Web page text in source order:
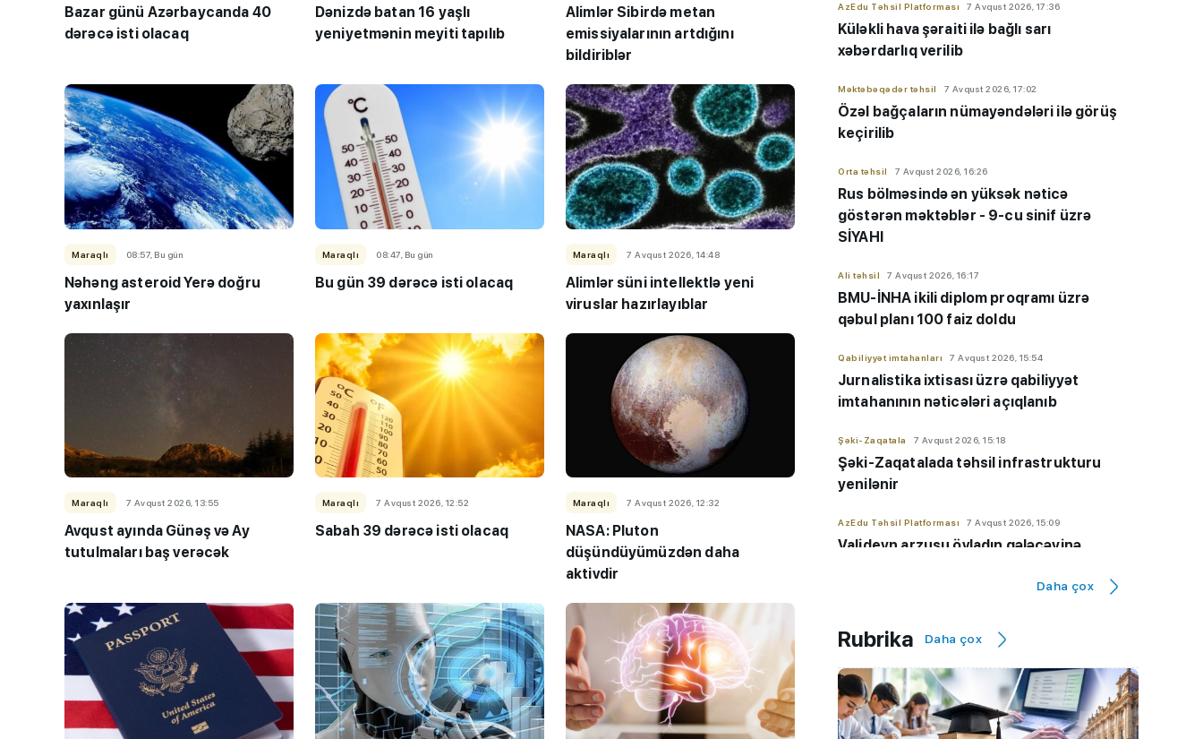
Bazar günü Azərbaycanda 40
dərəcə isti olacaq
Dənizdə batan 16 yaşlı
yeniyetmənin meyiti tapılıb
Alimlər Sibirdə metan
emissiyalarının artdığını
bildiriblər
Maraqlı 08:57, Bu gün
Nəhəng asteroid Yerə doğru
yaxınlaşır
Maraqlı 08:47, Bu gün
Bu gün 39 dərəcə isti olacaq
Maraqlı 7 Avqust 2026, 14:48
Alimlər süni intellektlə yeni
viruslar hazırlayıblar
Maraqlı 7 Avqust 2026, 13:55
Avqust ayında Günəş və Ay
tutulmaları baş verəcək
Maraqlı 7 Avqust 2026, 12:52
Sabah 39 dərəcə isti olacaq
Maraqlı 7 Avqust 2026, 12:32
NASA: Pluton
düşündüyümüzdən daha
aktivdir
AzEdu Təhsil Platforması 7 Avqust 2026, 17:36
Küləkli hava şəraiti ilə bağlı sarı
xəbərdarlıq verilib
Məktəbəqədər təhsil 7 Avqust 2026, 17:02
Özəl bağçaların nümayəndələri ilə görüş
keçirilib
Orta təhsil 7 Avqust 2026, 16:26
Rus bölməsində ən yüksək nəticə
göstərən məktəblər - 9-cu sinif üzrə
SİYAHI
Ali təhsil 7 Avqust 2026, 16:17
BMU-İNHA ikili diplom proqramı üzrə
qəbul planı 100 faiz doldu
Qabiliyyət imtahanları 7 Avqust 2026, 15:54
Jurnalistika ixtisası üzrə qabiliyyət
imtahanının nəticələri açıqlanıb
Şəki-Zaqatala 7 Avqust 2026, 15:18
Şəki-Zaqatalada təhsil infrastrukturu
yenilənir
AzEdu Təhsil Platforması 7 Avqust 2026, 15:09
Valideyn arzusu övladın gələcəyinə
Alimlər süni intellektlə yeni viruslar
hazırlayıblar
Xaricdə təhsil 7 Avqust 2026, 14:29
Azərbaycanlı gənclər ABŞ-də təhsili Çinə
Daha çox
Rubrika Daha çox